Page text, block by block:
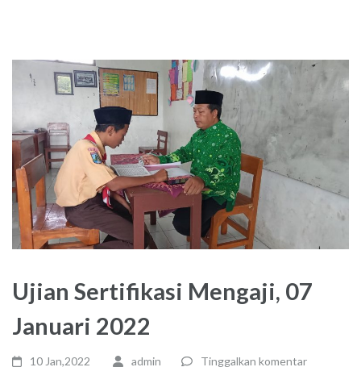
Ujian Sertifikasi Mengaji, 07
Januari 2022
10 Jan,2022 admin Tinggalkan komentar